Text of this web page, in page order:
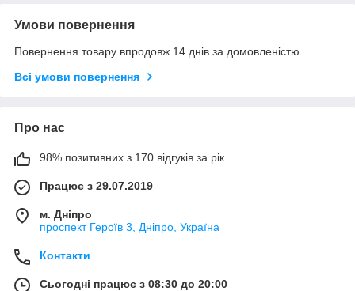
Умови повернення
Повернення товару впродовж 14 днів за домовленістю
Всі умови повернення
Про нас
98% позитивних з 170 відгуків за рік
Працює з 29.07.2019
м. Дніпро
проспект Героїв 3, Дніпро, Україна
Контакти
Сьогодні працює з 08:30 до 20:00